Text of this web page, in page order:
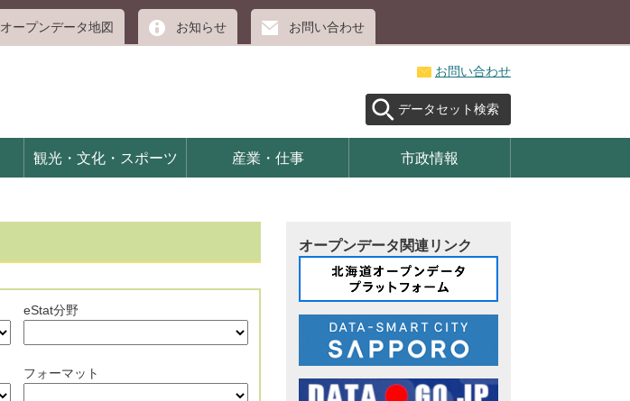
オープンデータ地図 お知らせ お問い合わせ
お問い合わせ
データセット検索
観光・文化・スポーツ 産業・仕事 市政情報
eStat分野
フォーマット
オープンデータ関連リンク